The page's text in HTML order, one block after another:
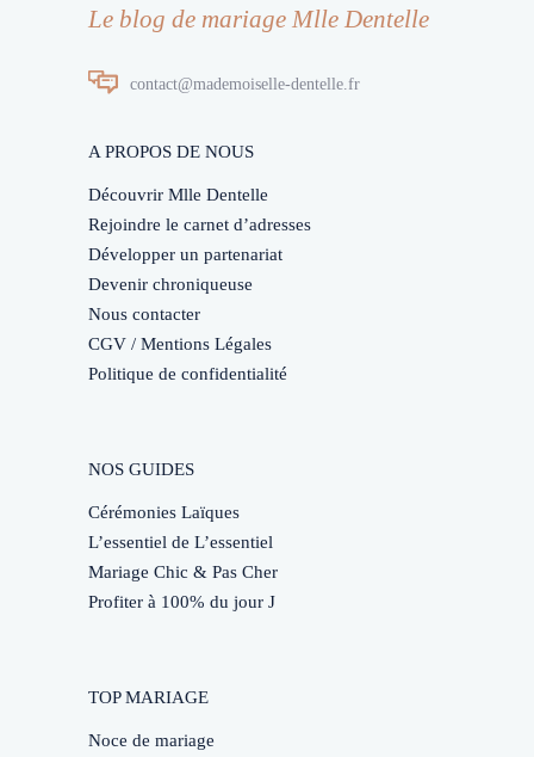
Le blog de mariage Mlle Dentelle
contact@mademoiselle-dentelle.fr
A PROPOS DE NOUS
Découvrir Mlle Dentelle
Rejoindre le carnet d’adresses
Développer un partenariat
Devenir chroniqueuse
Nous contacter
CGV / Mentions Légales
Politique de confidentialité
NOS GUIDES
Cérémonies Laïques
L’essentiel de L’essentiel
Mariage Chic & Pas Cher
Profiter à 100% du jour J
TOP MARIAGE
Noce de mariage